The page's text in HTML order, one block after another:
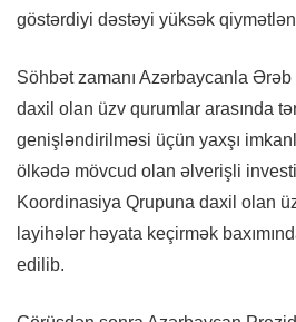
göstərdiyi dəstəyi yüksək
Söhbət zamanı Azərbaycanla
daxil olan üzv qurumlar arasında
genişləndirilməsi üçün yaxşı
ölkədə mövcud olan əlverişli
Koordinasiya Qrupuna daxil olan
layihələr həyata keçirmək
edilib.